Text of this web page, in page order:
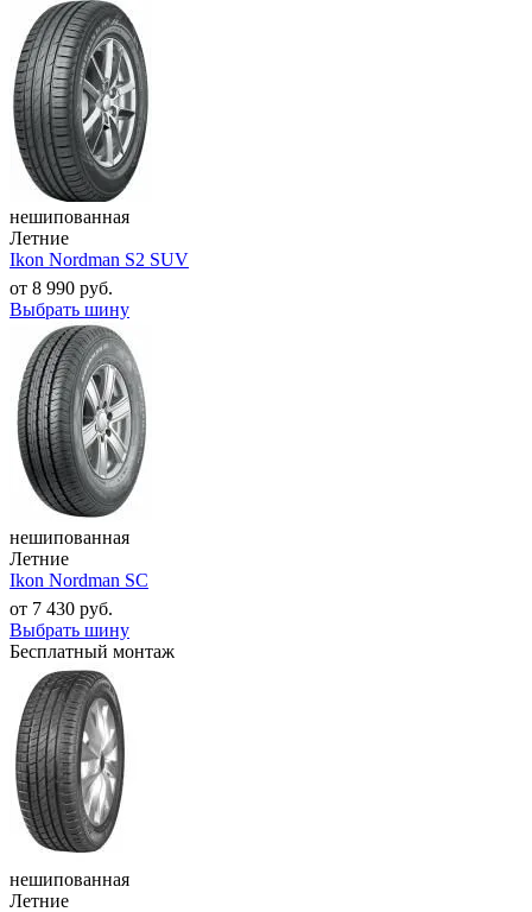
нешипованная
Летние
Ikon Nordman S2 SUV
от 8 990 руб.
Выбрать шину
нешипованная
Летние
Ikon Nordman SC
от 7 430 руб.
Выбрать шину
Бесплатный монтаж
нешипованная
Летние